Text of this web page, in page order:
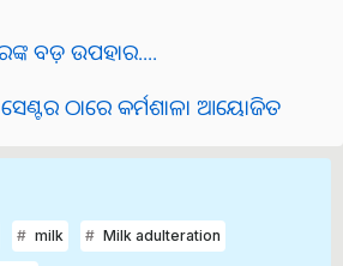
ବଡ଼ ଉପହାର....
ସେଣ୍ଟର ଠାରେ କର୍ମଶାଳା ଆୟୋଜିତ
milk Milk adulteration